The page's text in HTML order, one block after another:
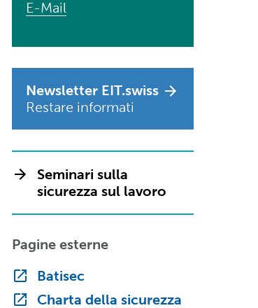
E-Mail
Newsletter EIT.swiss
Restare informati
Seminari sulla
sicurezza sul lavoro
Pagine esterne
Batisec
Charta della sicurezza